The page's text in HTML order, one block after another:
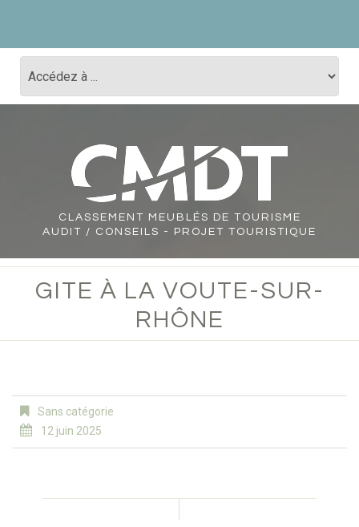
CLASSEMENT
MEUBLÉS DE TOURISME
AUDIT / CONSEILS - PROJET TOURISTIQUE
GITE À LA VOUTE-SUR-
RHÔNE
Sans catégorie
12 juin 2025